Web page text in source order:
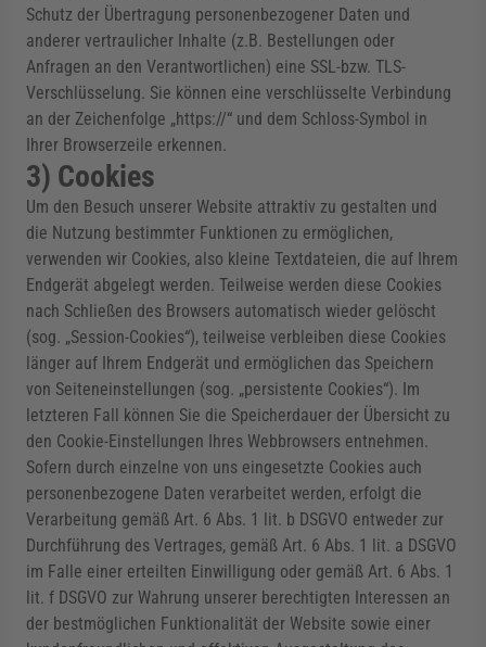
Schutz der Übertragung personenbezogener Daten und
anderer vertraulicher Inhalte (z.B. Bestellungen oder
Anfragen an den Verantwortlichen) eine SSL-bzw. TLS-
Verschlüsselung. Sie können eine verschlüsselte Verbindung
an der Zeichenfolge „https://“ und dem Schloss-Symbol in
Ihrer Browserzeile erkennen.
3) Cookies
Um den Besuch unserer Website attraktiv zu gestalten und
die Nutzung bestimmter Funktionen zu ermöglichen,
verwenden wir Cookies, also kleine Textdateien, die auf Ihrem
Endgerät abgelegt werden. Teilweise werden diese Cookies
nach Schließen des Browsers automatisch wieder gelöscht
(sog. „Session-Cookies“), teilweise verbleiben diese Cookies
länger auf Ihrem Endgerät und ermöglichen das Speichern
von Seiteneinstellungen (sog. „persistente Cookies“). Im
letzteren Fall können Sie die Speicherdauer der Übersicht zu
den Cookie-Einstellungen Ihres Webbrowsers entnehmen.
Sofern durch einzelne von uns eingesetzte Cookies auch
personenbezogene Daten verarbeitet werden, erfolgt die
Verarbeitung gemäß Art. 6 Abs. 1 lit. b DSGVO entweder zur
Durchführung des Vertrages, gemäß Art. 6 Abs. 1 lit. a DSGVO
im Falle einer erteilten Einwilligung oder gemäß Art. 6 Abs. 1
lit. f DSGVO zur Wahrung unserer berechtigten Interessen an
der bestmöglichen Funktionalität der Website sowie einer